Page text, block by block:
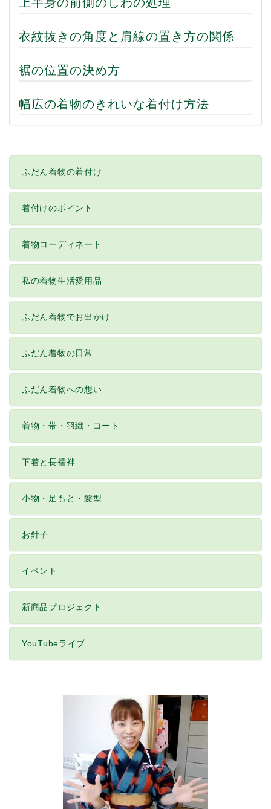
衣紋抜きの角度と肩線の置き方の関係
裾の位置の決め方
幅広の着物のきれいな着付け方法
ふだん着物の着付け
着付けのポイント
着物コーディネート
私の着物生活愛用品
ふだん着物でお出かけ
ふだん着物の日常
ふだん着物への想い
着物・帯・羽織・コート
下着と長襦袢
小物・足もと・髪型
お針子
イベント
新商品プロジェクト
YouTubeライブ